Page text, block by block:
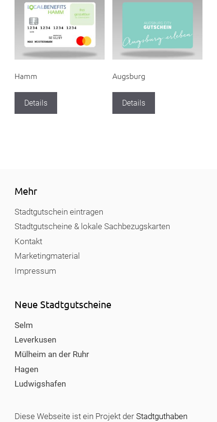
Hamm
Details
Augsburg
Details
Mehr
Stadtgutschein eintragen
Stadtgutscheine & lokale Sachbezugskarten
Kontakt
Marketingmaterial
Impressum
Neue Stadtgutscheine
Selm
Leverkusen
Mülheim an der Ruhr
Hagen
Ludwigshafen
Diese Webseite ist ein Projekt der Stadtguthaben